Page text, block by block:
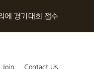
에 경기대회 접수
Join Contact Us